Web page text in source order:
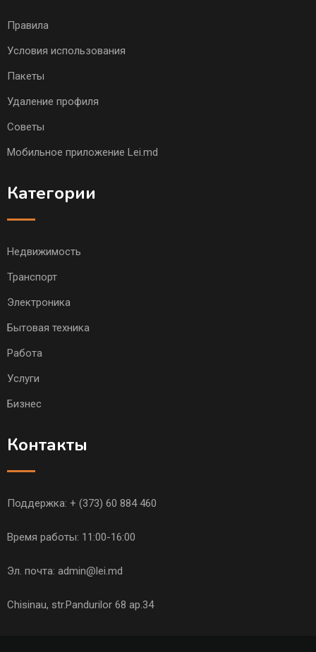
Правила
Условия использования
Пакеты
Удаление профиля
Советы
Мобильное приложение Lei.md
Категории
Недвижимость
Транспорт
Электроника
Бытовая техника
Работа
Услуги
Бизнес
Контакты
Поддержка: + (373) 60 884 460
Время работы: 11:00-16:00
Эл. почта: admin@lei.md
Chisinau, str.Pandurilor 68 ap.34